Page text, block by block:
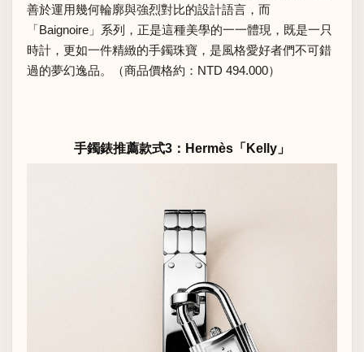
善於運用幾何輪廓與強烈對比的設計語言，而
「Baignoire」系列，正是這種美學的一一體現，既是一只
時計，更如一件精緻的手鐲珠寶，是風格愛好者們不可錯
過的夢幻逸品。（商品價格約：NTD 494.000）
手鐲錶推薦款式3：Hermès「Kelly」